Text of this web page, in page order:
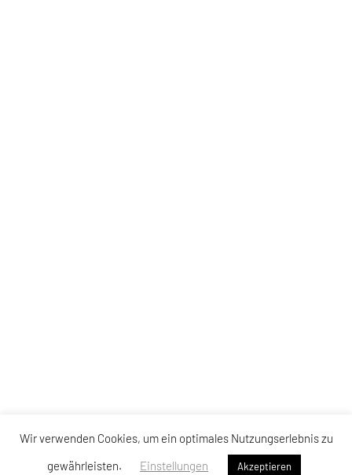
Wir verwenden Cookies, um ein optimales Nutzungserlebnis zu
gewährleisten.
Einstellungen Akzeptieren